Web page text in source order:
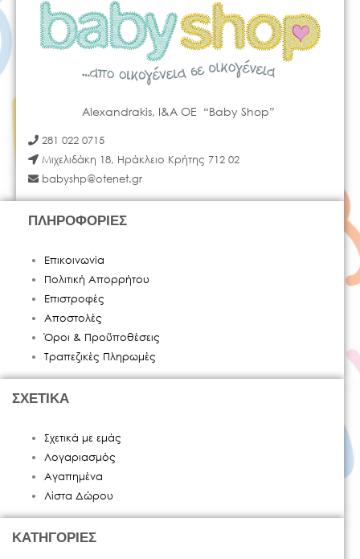
Alexandrakis, I&A OE “Baby Shop”
281 022 0715
Μιχελιδάκη 18, Ηράκλειο Κρήτης 712 02
babyshp@otenet.gr
ΠΛΗΡΟΦΟΡΙΕΣ
Επικοινωνία
Πολιτική Απορρήτου
Επιστροφές
Αποστολές
Όροι & Προϋποθέσεις
Τραπεζικές Πληρωμές
ΣΧΕΤΙΚΑ
Σχετικά με εμάς
Λογαριασμός
Αγαπημένα
Λίστα Δώρου
ΚΑΤΗΓΟΡΙΕΣ